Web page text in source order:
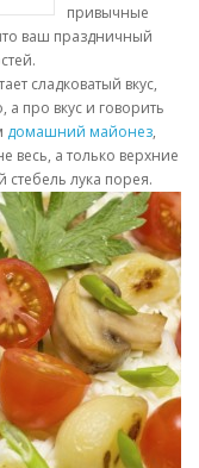
привычные
ваш праздничный
сладковатый вкус,
про вкус и говорить
домашний майонез,
весь, а только верхние
лука порея.